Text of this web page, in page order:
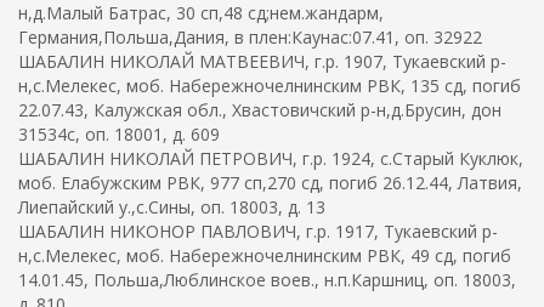
н,д.Малый Батрас, 30 сп,48 сд;нем.жандарм,
Германия,Польша,Дания, в плен:Каунас:07.41, оп. 32922
ШАБАЛИН НИКОЛАЙ МАТВЕЕВИЧ, г.р. 1907, Тукаевский р-
н,с.Мелекес, моб. Набережночелнинским РВК, 135 сд, погиб
22.07.43, Калужская обл., Хвастовичский р-н,д.Брусин, дон
31534с, оп. 18001, д. 609
ШАБАЛИН НИКОЛАЙ ПЕТРОВИЧ, г.р. 1924, с.Старый Куклюк,
моб. Елабужским РВК, 977 сп,270 сд, погиб 26.12.44, Латвия,
Лиепайский у.,с.Сины, оп. 18003, д. 13
ШАБАЛИН НИКОНОР ПАВЛОВИЧ, г.р. 1917, Тукаевский р-
н,с.Мелекес, моб. Набережночелнинским РВК, 49 сд, погиб
14.01.45, Польша,Люблинское воев., н.п.Каршниц, оп. 18003,